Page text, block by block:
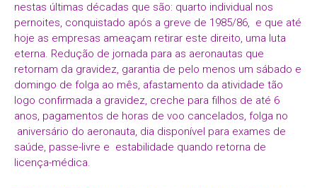
nestas últimas décadas que são: quarto individual nos
pernoites, conquistado após a greve de 1985/86, e que até
hoje as empresas ameaçam retirar este direito, uma luta
eterna. Redução de jornada para as aeronautas que
retornam da gravidez, garantia de pelo menos um sábado e
domingo de folga ao mês, afastamento da atividade tão
logo confirmada a gravidez, creche para filhos de até 6
anos, pagamentos de horas de voo cancelados, folga no
aniversário do aeronauta, dia disponível para exames de
saúde, passe-livre e estabilidade quando retorna de
licença-médica.